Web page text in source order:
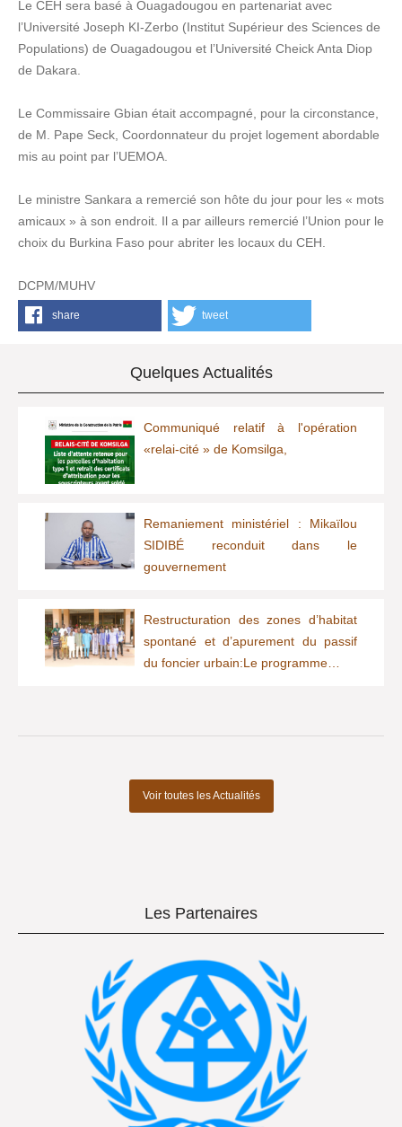
Le CEH sera basé à Ouagadougou en partenariat avec
l’Université Joseph KI-Zerbo (Institut Supérieur des Sciences de
Populations) de Ouagadougou et l’Université Cheick Anta Diop
de Dakara.
Le Commissaire Gbian était accompagné, pour la circonstance,
de M. Pape Seck, Coordonnateur du projet logement abordable
mis au point par l’UEMOA.
Le ministre Sankara a remercié son hôte du jour pour les « mots
amicaux » à son endroit. Il a par ailleurs remercié l’Union pour le
choix du Burkina Faso pour abriter les locaux du CEH.
DCPM/MUHV
share tweet
Quelques Actualités
Communiqué relatif à l'opération
«relai-cité » de Komsilga,
Remaniement ministériel : Mikaïlou
SIDIBÉ reconduit dans le
gouvernement
Restructuration des zones d’habitat
spontané et d’apurement du passif
du foncier urbain:Le programme…
Voir toutes les Actualités
Les Partenaires